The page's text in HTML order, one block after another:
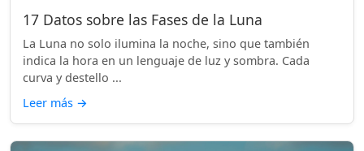
17 Datos sobre las Fases de la Luna
La Luna no solo ilumina la noche, sino que también
indica la hora en un lenguaje de luz y sombra. Cada
curva y destello ...
Leer más →